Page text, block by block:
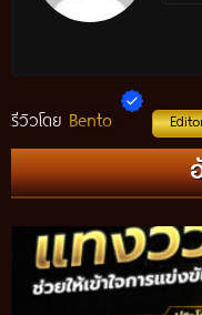
รีวิวโดย Bento
แทงวัวรอง คืออะไร? วิธี
ก่อนติดตามการแข่งขัน ปี